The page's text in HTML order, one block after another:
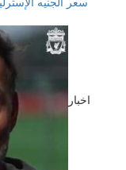
اخبار